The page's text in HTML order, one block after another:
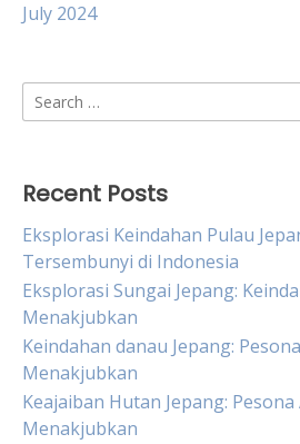
July 2024
Search
for:
Recent Posts
Eksplorasi Keindahan Pulau
Tersembunyi di Indonesia
Eksplorasi Sungai Jepang:
Menakjubkan
Keindahan danau Jepang:
Menakjubkan
Keajaiban Hutan Jepang:
Menakjubkan